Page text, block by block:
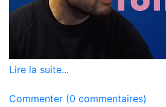
Lire la suite...
Commenter (0 commentaires)